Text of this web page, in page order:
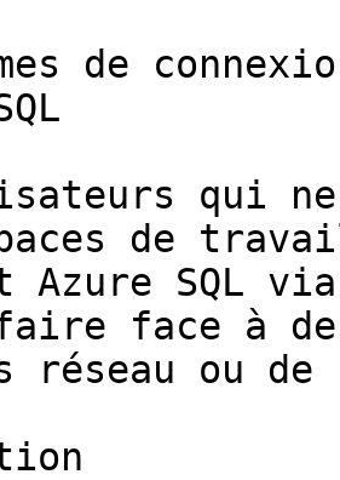
de
qui ne
de
SQL via
faire face à
réseau ou